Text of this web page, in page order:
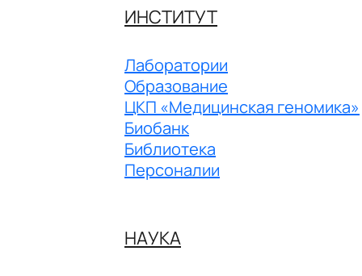
ИНСТИТУТ
Лаборатории
Образование
ЦКП «Медицинская геномика»
Биобанк
Библиотека
Персоналии
НАУКА